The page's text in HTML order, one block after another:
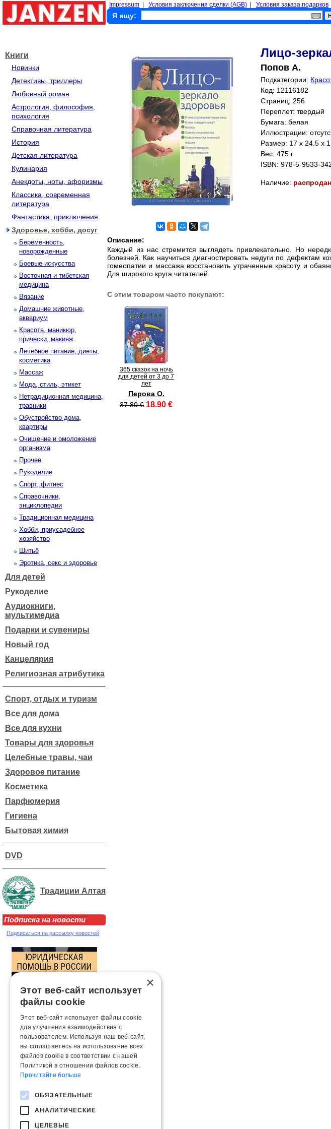
Impressum Условия заключения сделки (AGB) Условия заказа подарков
Я ищу:
Книги
Новинки
Детективы, триллеры
Любовный роман
Астрология, философия,
психология
Справочная литература
История
Детская литература
Кулинария
Анекдоты, ноты, афоризмы
Классика, современная
литература
Фантастика, приключения
Здоровье, хобби, досуг
Беременность,
новорожденные
Боевые искусства
Восточная и тибетская
медицина
Вязание
Домашние животные,
аквариум
Красота, маникюр,
прически, макияж
Лечебное питание, диеты,
косметика
Массаж
Мода, стиль, этикет
Нетрадиционная медицина,
травники
Обустройство дома,
квартиры
Очищение и омоложение
организма
Прочее
Рукоделие
Спорт, фитнес
Справочники,
энциклопедии
Традиционная медицина
Хобби, приусадебное
хозяйство
Шитьё
Эротика, секс и здоровье
Для детей
Рукоделие
Аудиокниги,
мультимедиа
Подарки и сувениры
Новый год
Канцелярия
Религиозная атрибутика
Спорт, отдых и туризм
Все для дома
Все для кухни
Товары для здоровья
Целебные травы, чаи
Здоровое питание
Косметика
Парфюмерия
Гигиена
Бытовая химия
DVD
Традиции Алтая
Подписка на новости
Подписаться на рассылку новостей
Лицо-
Попов А.
Подкатегории:
Код: 12116182
Страниц: 256
Переплет: твердый
Бумага: белая
Иллюстрации:
Размер: 17 x 24.5 x
Вес: 475 г.
ISBN: 978-5-9533-
Наличие:
Описание:
Каждый из нас стремится выглядеть привлекательно. Но
болезней. Как научиться диагностировать недуги по
гомеопатии и массажа восстановить утраченные красоту и
Для широкого круга читателей.
С этим товаром часто покупают:
365 сказок на ночь
для детей от 3 до 7
лет
Перова О.
37.80 € 18.90 €
×
Этот веб-сайт использует
файлы cookie
Этот веб-сайт использует файлы cookie
для улучшения взаимодействия с
пользователем. Используя наш веб-сайт,
вы соглашаетесь на использование всех
файлов cookie в соответствии с нашей
Политикой в ​​отношении файлов cookie.
Прочитайте больше
ОБЯЗАТЕЛЬНЫЕ
АНАЛИТИЧЕСКИЕ
ЦЕЛЕВЫЕ